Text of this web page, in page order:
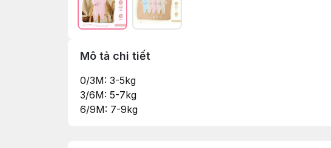
Mô tả chi tiết
0/3M: 3-5kg
3/6M: 5-7kg
6/9M: 7-9kg